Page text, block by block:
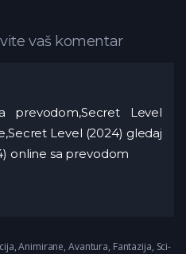
vaš komentar
prevodom,Secret Level
Level (2024) gledaj
online sa prevodom
,Animirane,Avantura, Fantazija, Sci-